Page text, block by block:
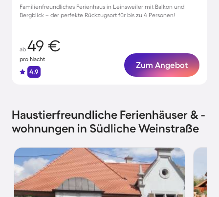
Familienfreundliches Ferienhaus in Leinsweiler mit Balkon und
Bergblick – der perfekte Rückzugsort für bis zu 4 Personen!
ab 49 €
pro Nacht
4.9
Zum Angebot
Haustierfreundliche Ferienhäuser & -
wohnungen in Südliche Weinstraße